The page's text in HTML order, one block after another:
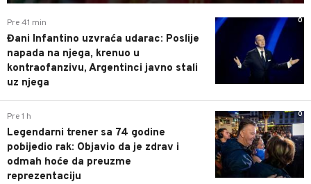
0
Pre 41 min
Đani Infantino uzvraća udarac: Poslije
napada na njega, krenuo u
kontraofanzivu, Argentinci javno stali
uz njega
0
Pre 1 h
Legendarni trener sa 74 godine
pobijedio rak: Objavio da je zdrav i
odmah hoće da preuzme
reprezentaciju